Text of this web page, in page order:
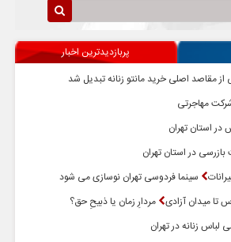
پربازدیدترین اخبار
مقاصد اصلی خرید مانتو زنانه تبدیل شد
در استان تهران
سینما فردوسی تهران نوسازی می شود
تا میدان آزادی مردارِ زمان یا ذبیحِ حق؟
زنانه در تهران